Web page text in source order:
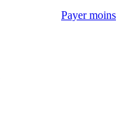
Payer moins